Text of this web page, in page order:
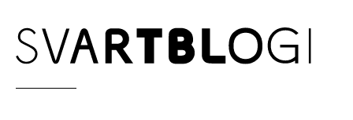
Skip
to
content